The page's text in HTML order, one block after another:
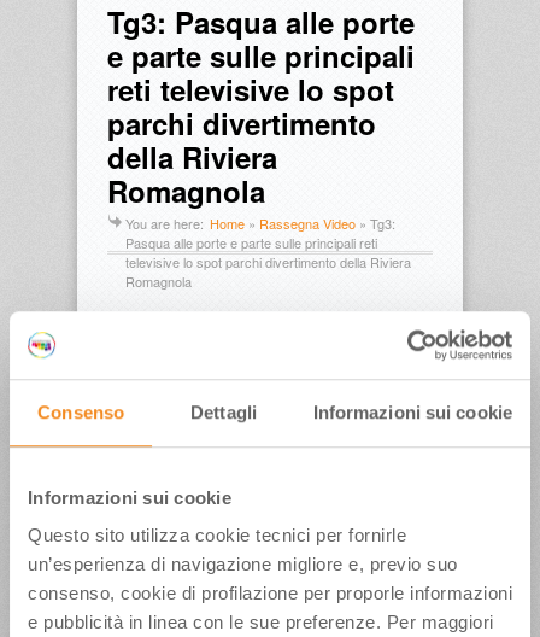
Consenso Dettagli Informazioni sui cookie
Informazioni sui cookie
Questo sito utilizza cookie tecnici per fornirle
un’esperienza di navigazione migliore e, previo suo
consenso, cookie di profilazione per proporle informazioni
e pubblicità in linea con le sue preferenze. Per maggiori
Tg3: Pasqua alle porte
e parte sulle principali
reti televisive lo spot
parchi divertimento
della Riviera
Romagnola
You are here: Home » Rassegna Video » Tg3:
Pasqua alle porte e parte sulle principali reti
televisive lo spot parchi divertimento della Riviera
Romagnola
Tags
Zanetti
Maurizio
Melucci
Mirabilandia Oltremare
Rai
Spot Parchi